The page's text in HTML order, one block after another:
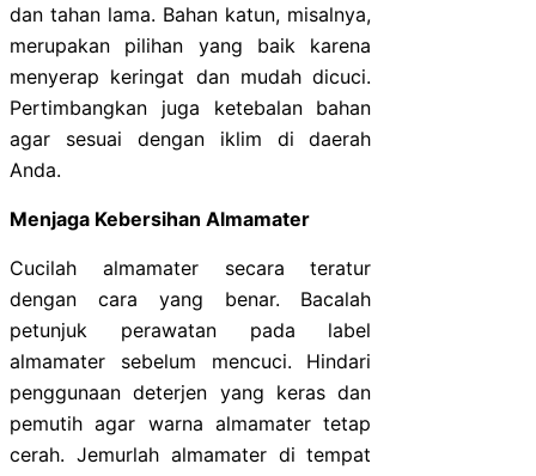
dan tahan lama. Bahan katun, misalnya,
merupakan pilihan yang baik karena
menyerap keringat dan mudah dicuci.
Pertimbangkan juga ketebalan bahan
agar sesuai dengan iklim di daerah
Anda.
Menjaga Kebersihan Almamater
Cucilah almamater secara teratur
dengan cara yang benar. Bacalah
petunjuk perawatan pada label
almamater sebelum mencuci. Hindari
penggunaan deterjen yang keras dan
pemutih agar warna almamater tetap
cerah. Jemurlah almamater di tempat